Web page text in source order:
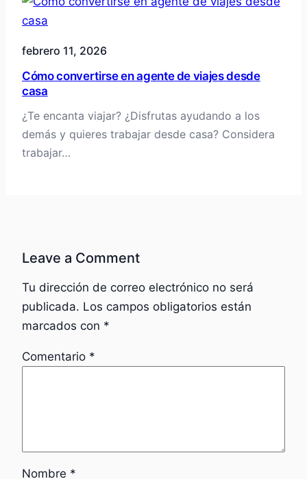
febrero 11, 2026
Cómo convertirse en agente de viajes desde
casa
¿Te encanta viajar? ¿Disfrutas ayudando a los
demás y quieres trabajar desde casa? Considera
trabajar…
Leave a Comment
Tu dirección de correo electrónico no será
publicada. Los campos obligatorios están
marcados con *
Comentario *
Nombre *